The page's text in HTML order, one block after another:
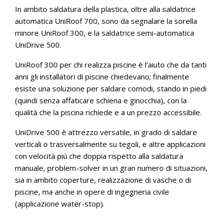
In ambito saldatura della plastica, oltre alla saldatrice
automatica UniRoof 700, sono da segnalare la sorella
minore UniRoof 300, e la saldatrice semi-automatica
UniDrive 500.
UniRoof 300 per chi realizza piscine è l’aiuto che da tanti
anni gli installatori di piscine chiedevano; finalmente
esiste una soluzione per saldare comodi, stando in piedi
(quindi senza affaticare schiena e ginocchia), con la
qualità che la piscina richiede e a un prezzo accessibile.
UniDrive 500 è attrezzo versatile, in grado di saldare
verticali o trasversalmente su tegoli, e altre applicazioni
con velocità più che doppia rispetto alla saldatura
manuale, problem-solver in un gran numero di situazioni,
sia in ambito coperture, realizzazione di vasche o di
piscine, ma anche in opere di ingegneria civile
(applicazione water-stop).